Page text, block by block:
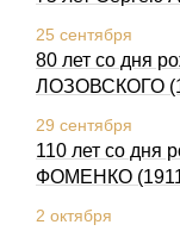
25 сентября
80 лет со дня
ЛОЗОВСКОГО
29 сентября
110 лет со дня
ФОМЕHКО
2 октября